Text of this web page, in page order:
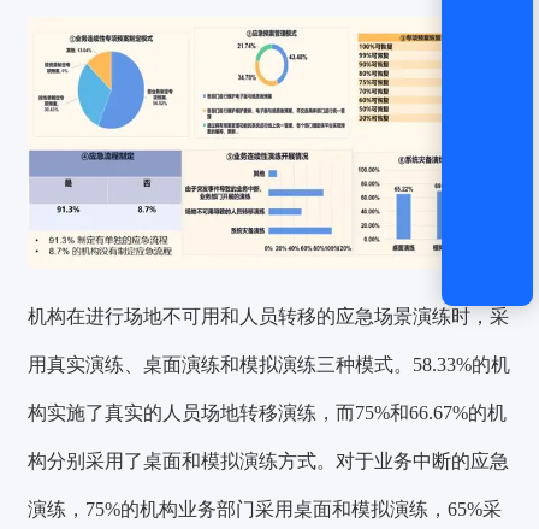
机构在进行场地不可用和人员转移的应急场景演练时，采
用真实演练、桌面演练和模拟演练三种模式。58.33%的机
构实施了真实的人员场地转移演练，而75%和66.67%的机
构分别采用了桌面和模拟演练方式。对于业务中断的应急
演练，75%的机构业务部门采用桌面和模拟演练，65%采